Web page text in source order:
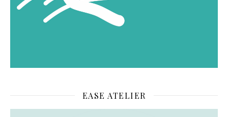
EASE ATELIER